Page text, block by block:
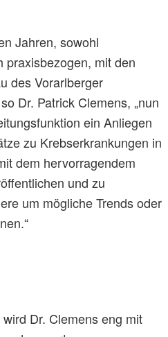
Jahren, sowohl
praxisbezogen, mit den
des Vorarlberger
Dr. Patrick Clemens, „nun
ein Anliegen
zu Krebserkrankungen in
dem hervorragendem
und zu
um mögliche Trends oder
Dr. Clemens eng mit